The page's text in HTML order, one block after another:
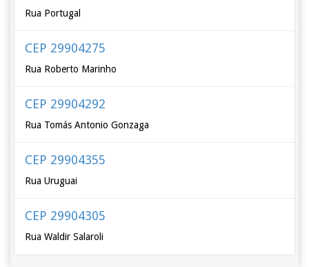
Rua Portugal
CEP 29904275
Rua Roberto Marinho
CEP 29904292
Rua Tomás Antonio Gonzaga
CEP 29904355
Rua Uruguai
CEP 29904305
Rua Waldir Salaroli